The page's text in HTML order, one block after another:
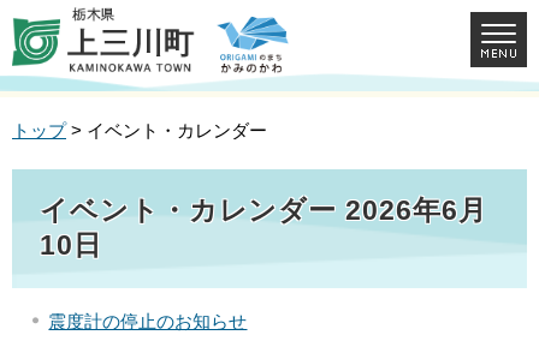
トップ> イベント・カレンダー
イベント・カレンダー 2026年6月
10日
震度計の停止のお知らせ